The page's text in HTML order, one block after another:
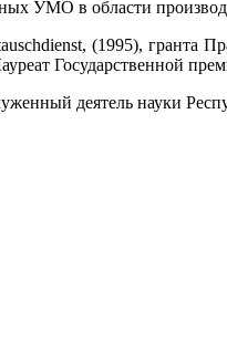
УМО в области
(1995),
Государственной
деятель науки